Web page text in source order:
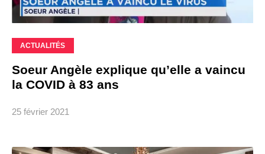
ACTUALITÉS
Soeur Angèle explique qu’elle a vaincu
la COVID à 83 ans
25 février 2021